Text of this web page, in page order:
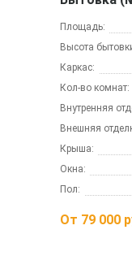
Площадь:
Высота
Каркас:
Кол-во комнат:
Внутренняя
Внешняя
Крыша:
Окна:
Пол:
От 79 000